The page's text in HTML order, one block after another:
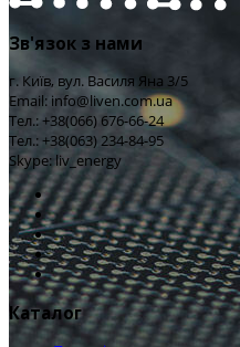
Зв'язок з нами
г. Київ, вул. Василя Яна 3/5
Email: info@liven.com.ua
Тел.: +38(066) 676-66-24
Тел.: +38(063) 234-84-95
Skype: liv_energy
Каталог